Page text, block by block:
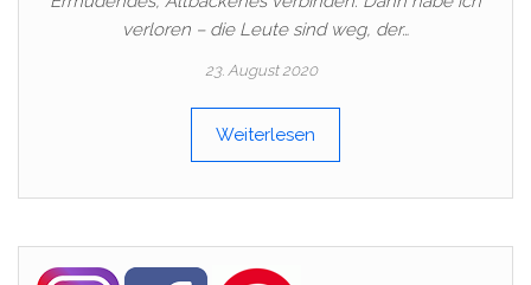
verloren – die Leute sind weg, der…
23. August 2020
Weiterlesen